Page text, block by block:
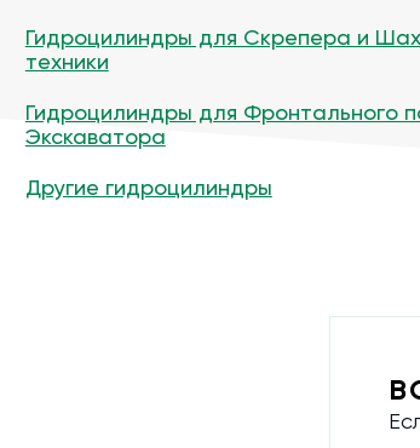
Гидроцилиндры для Скрепера и
техники
Гидроцилиндры для Фронтального
Экскаватора
Другие гидроцилиндры